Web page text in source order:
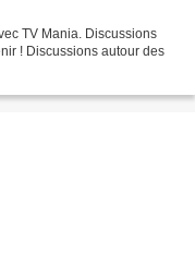
TV Mania. Discussions
! Discussions autour des